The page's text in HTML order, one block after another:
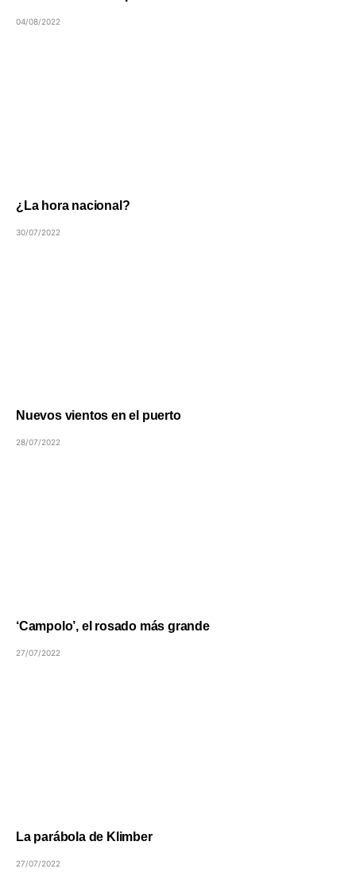
04/08/2022
¿La hora nacional?
30/07/2022
Nuevos vientos en el puerto
28/07/2022
‘Campolo’, el rosado más grande
27/07/2022
La parábola de Klimber
27/07/2022